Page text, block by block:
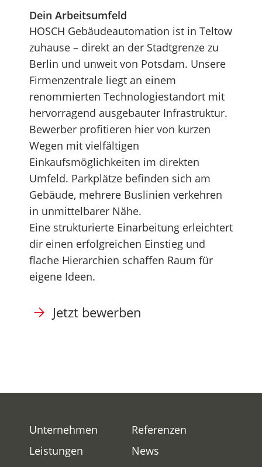
Dein Arbeitsumfeld
HOSCH Gebäudeautomation ist in Teltow
zuhause – direkt an der Stadtgrenze zu
Berlin und unweit von Potsdam. Unsere
Firmenzentrale liegt an einem
renommierten Technologiestandort mit
hervorragend ausgebauter Infrastruktur.
Bewerber profitieren hier von kurzen
Wegen mit vielfältigen
Einkaufsmöglichkeiten im direkten
Umfeld. Parkplätze befinden sich am
Gebäude, mehrere Buslinien verkehren
in unmittelbarer Nähe.
Eine strukturierte Einarbeitung erleichtert
dir einen erfolgreichen Einstieg und
flache Hierarchien schaffen Raum für
eigene Ideen.
Jetzt bewerben
Unternehmen
Leistungen
Referenzen
News